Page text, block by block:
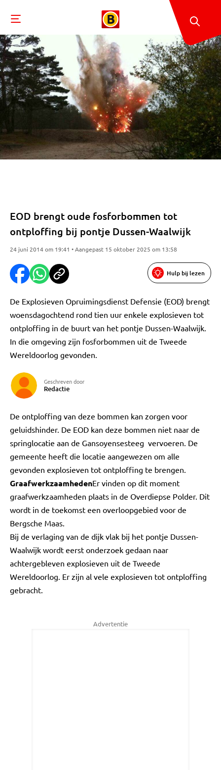
EOD brengt oude fosforbommen tot
ontploffing bij pontje Dussen-Waalwijk
24 juni 2014 om 19:41 • Aangepast 15 oktober 2025 om 13:58
Hulp bij lezen
De Explosieven Opruimingsdienst Defensie (EOD) brengt
woensdagochtend rond tien uur enkele explosieven tot
ontploffing in de buurt van het pontje Dussen-Waalwijk.
In die omgeving zijn fosforbommen uit de Tweede
Wereldoorlog gevonden.
Geschreven door
Redactie
De ontploffing van deze bommen kan zorgen voor
geluidshinder. De EOD kan deze bommen niet naar de
springlocatie aan de Gansoyensesteeg vervoeren. De
gemeente heeft die locatie aangewezen om alle
gevonden explosieven tot ontploffing te brengen.
GraafwerkzaamhedenEr vinden op dit moment
graafwerkzaamheden plaats in de Overdiepse Polder. Dit
wordt in de toekomst een overloopgebied voor de
Bergsche Maas.
Bij de verlaging van de dijk vlak bij het pontje Dussen-
Waalwijk wordt eerst onderzoek gedaan naar
achtergebleven explosieven uit de Tweede
Wereldoorlog. Er zijn al vele explosieven tot ontploffing
gebracht.
Advertentie